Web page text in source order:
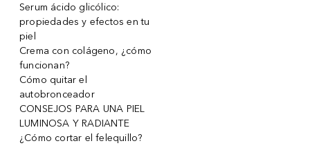
Serum ácido glicólico:
propiedades y efectos en tu
piel
Crema con colágeno, ¿cómo
funcionan?
Cómo quitar el
autobronceador
CONSEJOS PARA UNA PIEL
LUMINOSA Y RADIANTE
¿Cómo cortar el felequillo?